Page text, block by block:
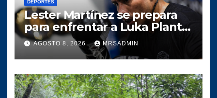
DEPORTES
Lester Martínez se prepara
para enfrentar a Luka Plantić
y defender el título mundial
interino para Guatemala
AGOSTO 8, 2026 MRSADMIN